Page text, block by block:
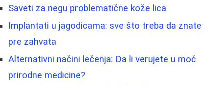
Saveti za negu problematične kože lica
Implantati u jagodicama: sve što treba da znate
pre zahvata
Alternativni načini lečenja: Da li verujete u moć
prirodne medicine?